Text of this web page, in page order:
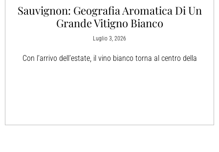
Sauvignon: Geografia Aromatica Di Un
Grande Vitigno Bianco
Luglio 3, 2026
Con l’arrivo dell’estate, il vino bianco torna al centro della